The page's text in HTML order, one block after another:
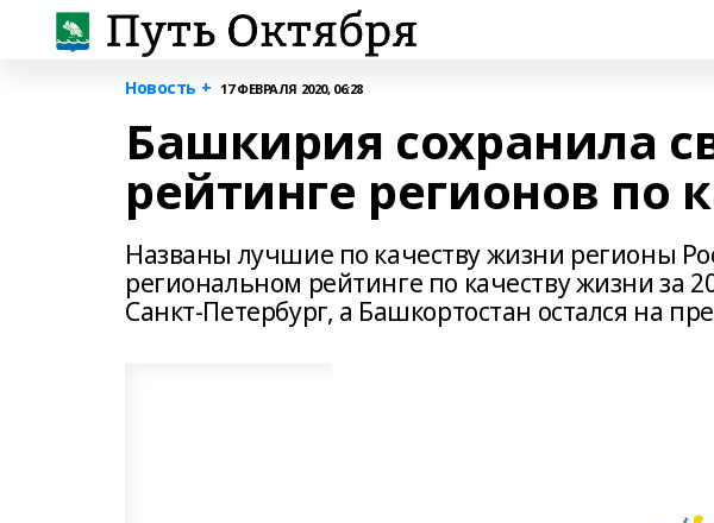
Новость + 17 ФЕВРАЛЯ 2020, 06:28
Башкирия сохранила
рейтинге регионов по
Названы лучшие по качеству жизни регионы
региональном рейтинге по качеству жизни за
Санкт-Петербург, а Башкортостан остался на